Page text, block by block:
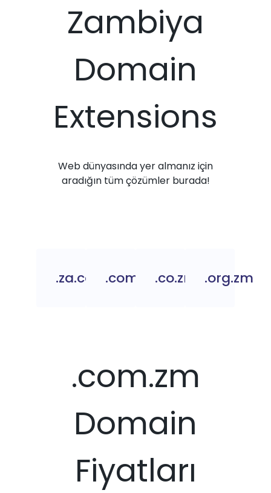
Zambiya
Domain
Extensions
Web dünyasında yer almanız için
aradığın tüm çözümler burada!
.za.com.com.zm.co.zm .org.zm
.com.zm
Domain
Fiyatları